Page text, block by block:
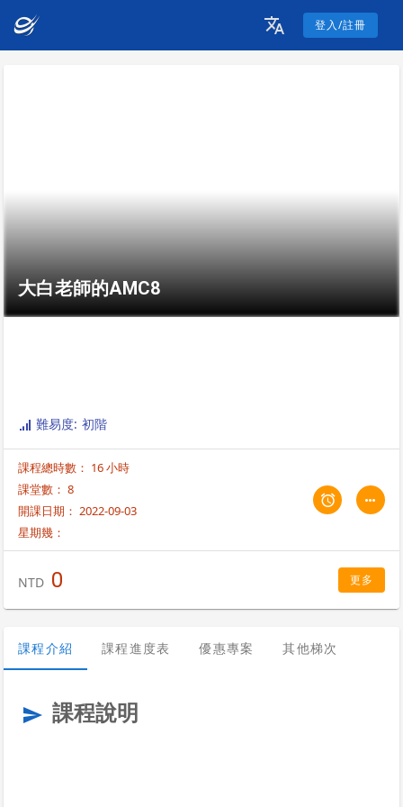
登入/註冊
大白老師的AMC8
難易度: 初階
課程總時數： 16 小時
課堂數： 8
開課日期： 2022-09-03
星期幾：
NTD 0 更多
課程介紹 課程進度表 優惠專案 其他梯次
send 課程說明